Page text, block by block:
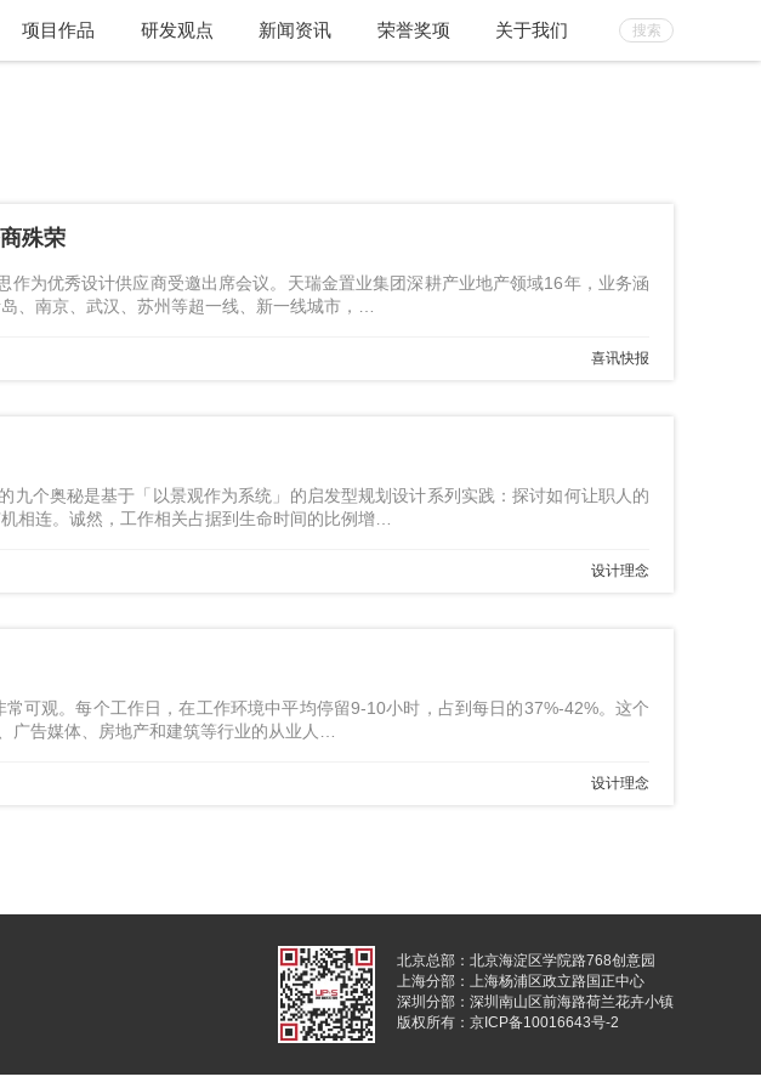
项目作品 研发观点 新闻资讯 荣誉奖项 关于我们
殊荣
为优秀设计供应商受邀出席会议。天瑞金置业集团深耕产业地产领域16年，业务涵
、南京、武汉、苏州等超一线、新一线城市，…
喜讯快报
个奥秘是基于「以景观作为系统」的启发型规划设计系列实践：探讨如何让职人的
相连。诚然，工作相关占据到生命时间的比例增…
设计理念
可观。每个工作日，在工作环境中平均停留9-10小时，占到每日的37%-42%。这个
广告媒体、房地产和建筑等行业的从业人…
设计理念
北京总部：北京海淀区学院路768创意园
上海分部：上海杨浦区政立路国正中心
深圳分部：深圳南山区前海路荷兰花卉小镇
版权所有：京ICP备10016643号-2